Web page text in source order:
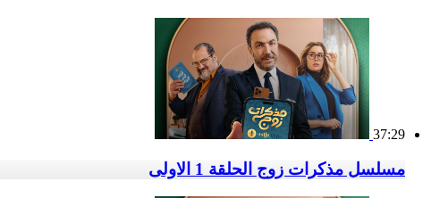
37:29
مسلسل مذكرات زوج الحلقة 1 الاولى